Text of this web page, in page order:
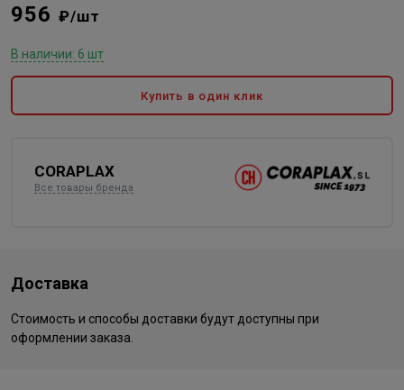
956 ₽/шт
В наличии: 6 шт
Купить в один клик
CORAPLAX
Все товары бренда
Доставка
Стоимость и способы доставки будут доступны при
оформлении заказа.